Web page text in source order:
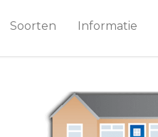
Soorten Informatie